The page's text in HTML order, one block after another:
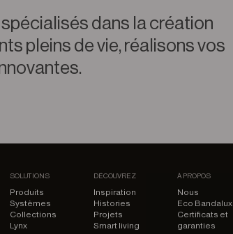
dans la création
pleins de vie, réalisons vos
SOLUTIONS
Produits
Systèmes
Collections
Lynx
DÉCOUVREZ
Inspiration
Histories
Projets
Smart living
À PROPOS
Nous
Eco Bandalux
Certificats et
garanties